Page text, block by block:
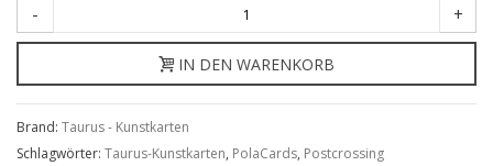
- +
IN DEN WARENKORB
Brand: Taurus - Kunstkarten
Schlagwörter: Taurus-Kunstkarten, PolaCards, Postcrossing